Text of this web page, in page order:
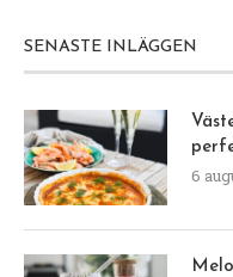
SENASTE INLÄGGEN
6